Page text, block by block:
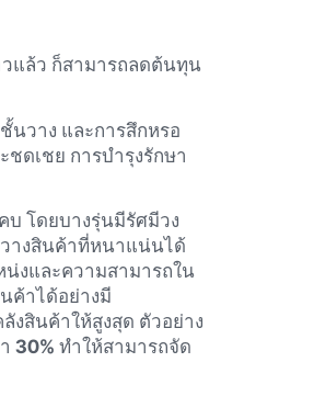
แล้ว ก็สามารถลดต้นทุน
นวาง และการสึกหรอ
ดเชย การบำรุงรักษา
โดยบางรุ่นมีรัศมีวง
างสินค้าที่หนาแน่นได้
งและความสามารถใน
ค้าได้อย่างมี
งสินค้าให้สูงสุด ตัวอย่าง
า30% ทำให้สามารถจัด